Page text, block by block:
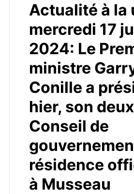
Actualité à la
mercredi 17
2024: Le
ministre
Conille a
hier, son
Conseil de
résidence
à Musseau